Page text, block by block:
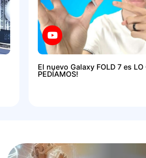
El nuevo Galaxy FOLD 7 es LO
PEDÍAMOS!